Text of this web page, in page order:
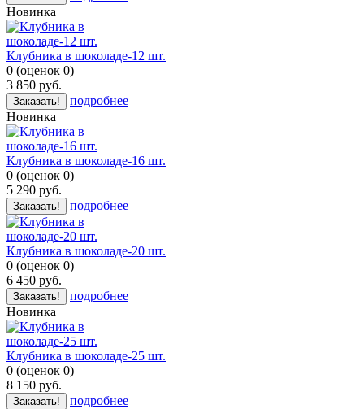
Новинка
Клубника в шоколаде-12 шт.
0 (оценок 0)
3 850 руб.
Заказать!
подробнее
Новинка
Клубника в шоколаде-16 шт.
0 (оценок 0)
5 290 руб.
Заказать! подробнее
Клубника в шоколаде-20 шт.
0 (оценок 0)
6 450 руб.
Заказать!
подробнее
Новинка
Клубника в шоколаде-25 шт.
0 (оценок 0)
8 150 руб.
Заказать! подробнее